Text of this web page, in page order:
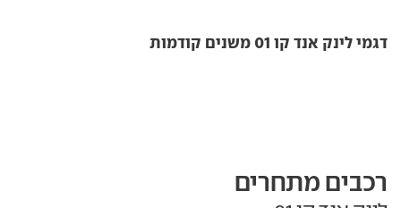
דגמי לינק אנד קו 01 משנים קודמות
רכבים מתחרים